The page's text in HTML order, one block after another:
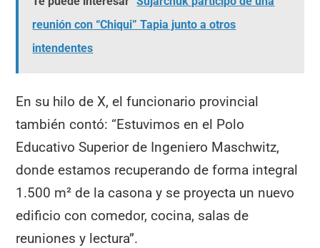
reunión con “Chiqui” Tapia junto a otros
intendentes
En su hilo de X, el funcionario provincial
también contó: “Estuvimos en el Polo
Educativo Superior de Ingeniero Maschwitz,
donde estamos recuperando de forma integral
1.500 m² de la casona y se proyecta un nuevo
edificio con comedor, cocina, salas de
reuniones y lectura”.